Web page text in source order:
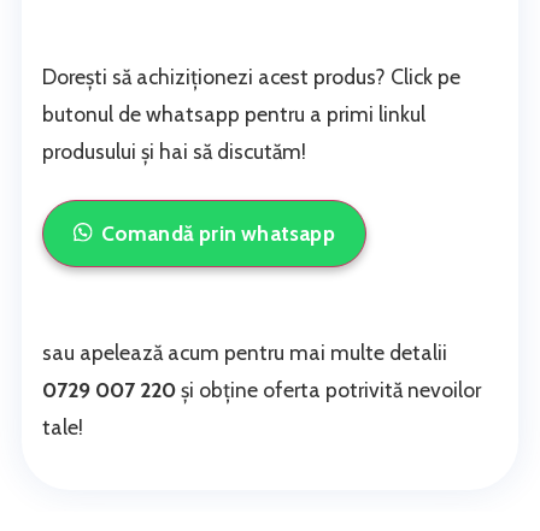
Dorești să achiziționezi acest produs? Click pe
butonul de whatsapp pentru a primi linkul
produsului și hai să discutăm!
Comandă prin whatsapp
sau apelează acum pentru mai multe detalii
0729 007 220și obține oferta potrivită nevoilor
tale!